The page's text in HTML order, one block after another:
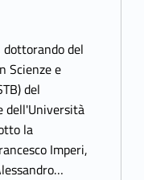
del
Scienze e
del
dell'Università
la
Imperi,